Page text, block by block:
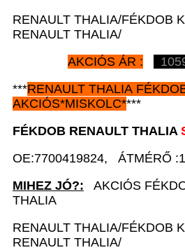
RENAULT THALIA/FÉKDOB
RENAULT THALIA/
AKCIÓS ÁR :
***RENAULT THALIA
AKCIÓS*MISKOLC****
FÉKDOB RENAULT THALIA
OE:7700419824, ÁTMÉRŐ
MIHEZ JÓ?: AKCIÓS
THALIA
RENAULT THALIA/FÉKDOB
RENAULT THALIA/